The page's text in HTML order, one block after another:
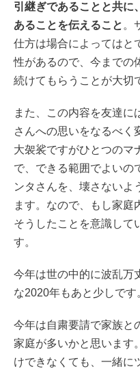
引継ぎであることと共に
あることを伝えること 。
仕方は場合によってはと
性があるので、今までの
続けてもらうことが大切
また、この内容を友達に
さんへの思いをなるべく
大袈裟ですがひとつのマ
で、できる範囲でよいの
ンタさんを、壊さないよ
ます。なので、もし家庭
そうしたことを意識して
す。
今年は世の中的に波乱万
な2020年もあと少しです
今年は自粛要請で家族と
家庭が多いかと思います
けできなくても、一緒に